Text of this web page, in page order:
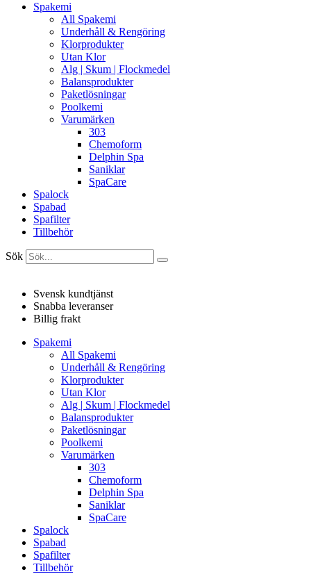
Spakemi
All Spakemi
Underhåll & Rengöring
Klorprodukter
Utan Klor
Alg | Skum | Flockmedel
Balansprodukter
Paketlösningar
Poolkemi
Varumärken
303
Chemoform
Delphin Spa
Saniklar
SpaCare
Spalock
Spabad
Spafilter
Tillbehör
Sök
Svensk kundtjänst
Snabba leveranser
Billig frakt
Spakemi
All Spakemi
Underhåll & Rengöring
Klorprodukter
Utan Klor
Alg | Skum | Flockmedel
Balansprodukter
Paketlösningar
Poolkemi
Varumärken
303
Chemoform
Delphin Spa
Saniklar
SpaCare
Spalock
Spabad
Spafilter
Tillbehör